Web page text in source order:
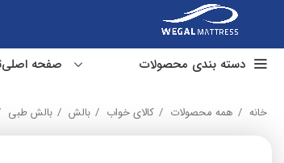
دسته بندی محصولات
تشک طبی
صفحه اصلی
خانه همه محصولات کالای خواب بالش بالش طبی